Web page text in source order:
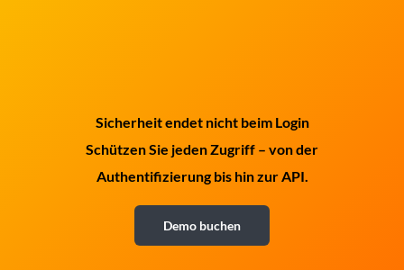
Sicherheit endet nicht beim Login
Schützen Sie jeden Zugriff – von der
Authentifizierung bis hin zur API.
Demo buchen